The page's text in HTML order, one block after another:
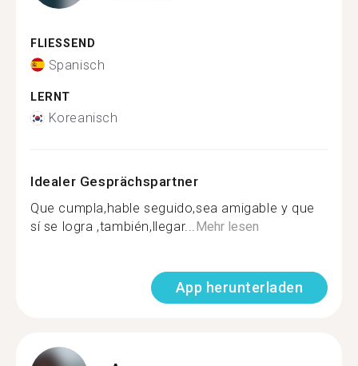
FLIESSEND
Spanisch
LERNT
Koreanisch
Idealer Gesprächspartner
Que cumpla,hable seguido,sea amigable y que
sí se logra ,también,llegar...Mehr lesen
App herunterladen